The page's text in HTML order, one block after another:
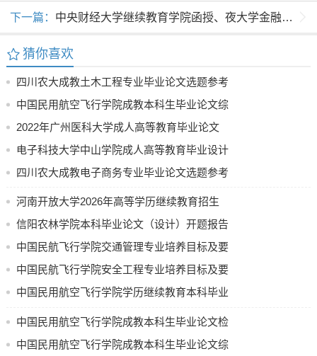
下一篇： 中央财经大学继续教育学院函授、夜大学金融学专业学生毕业论文题目范围
猜你喜欢
四川农大成教土木工程专业毕业论文选题参考
中国民用航空飞行学院成教本科生毕业论文综
合成绩评定办法
2022年广州医科大学成人高等教育毕业论文
写作要求
电子科技大学中山学院成人高等教育毕业设计
(论文)成绩考核表（非申请学位类）
四川农大成教电子商务专业毕业论文选题参考
河南开放大学2026年高等学历继续教育招生
计划公示
信阳农林学院本科毕业论文（设计）开题报告
中国民航飞行学院交通管理专业培养目标及要
求（节选）
中国民航飞行学院安全工程专业培养目标及要
求
中国民用航空飞行学院学历继续教育本科毕业
论文（设计）使用 AI 工具的规定（试行）
中国民用航空飞行学院成教本科生毕业论文检
测要求
中国民用航空飞行学院成教本科生毕业论文综